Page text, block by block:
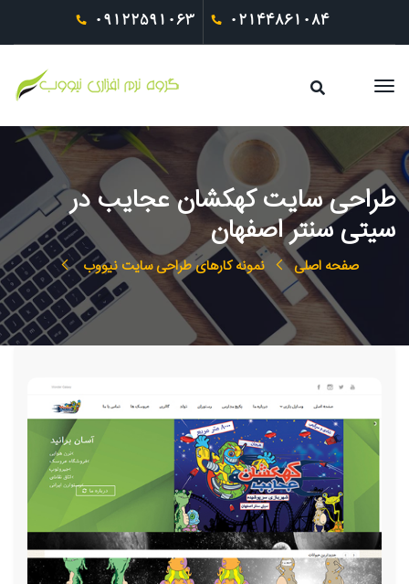
09122591063 02144861084
طراحی سایت کهکشان عجایب در
سیتی سنتر اصفهان
صفحه اصلی نمونه کارهای طراحی سایت نیووب